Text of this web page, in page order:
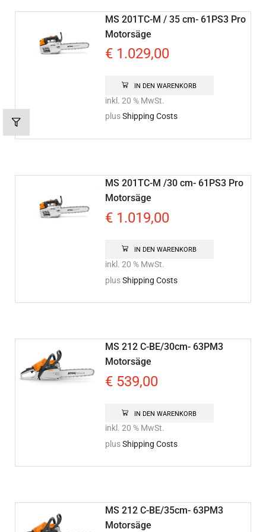
MS 201TC-M / 35 cm- 61PS3 Pro
Motorsäge
€1.029,00
IN DEN WARENKORB
inkl. 20 % MwSt.
plusShipping Costs
MS 201TC-M /30 cm- 61PS3 Pro
Motorsäge
€1.019,00
IN DEN WARENKORB
inkl. 20 % MwSt.
plusShipping Costs
MS 212 C-BE/30cm- 63PM3
Motorsäge
€539,00
IN DEN WARENKORB
inkl. 20 % MwSt.
plusShipping Costs
MS 212 C-BE/35cm- 63PM3
Motorsäge